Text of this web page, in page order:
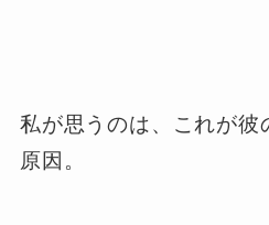
私が思うのは、これが彼
原因。